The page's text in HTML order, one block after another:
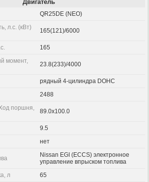
Двигатель
QR25DE (NEO)
л.с. (кВт)
165(121)/6000
165
момент,
23.8(233)/4000
рядный 4-цилиндра DOHC
2488
поршня,
89.0x100.0
9.5
нет
Nissan EGI (ECCS) электронное
управление впрыском топлива
л
65